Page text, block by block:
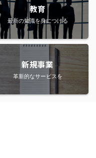
教育
最新の知識を身につける
新規事業
革新的なサービスを